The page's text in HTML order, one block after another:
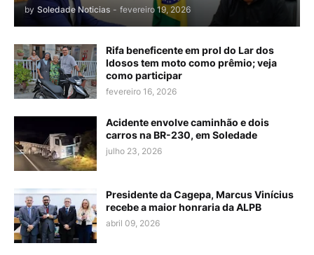
by Soledade Noticias - fevereiro 19, 2026
Rifa beneficente em prol do Lar dos
Idosos tem moto como prêmio; veja
como participar
fevereiro 16, 2026
Acidente envolve caminhão e dois
carros na BR-230, em Soledade
julho 23, 2026
Presidente da Cagepa, Marcus Vinícius
recebe a maior honraria da ALPB
abril 09, 2026